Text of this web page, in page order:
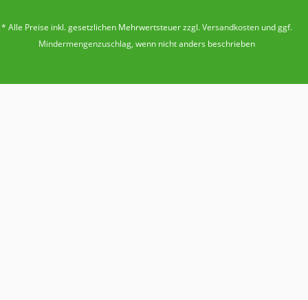
* Alle Preise inkl. gesetzlichen Mehrwertsteuer zzgl.Versandkostenund ggf.
Mindermengenzuschlag, wenn nicht anders beschrieben